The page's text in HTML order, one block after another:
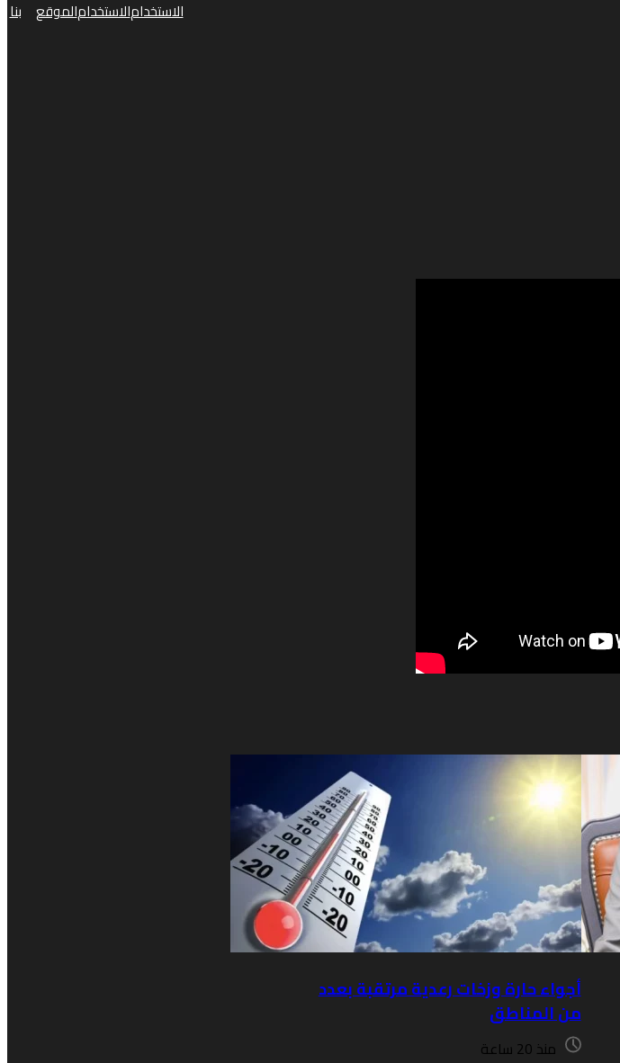
أجواء حارة وزخات رعدية مرتقبة بعدد
من المناطق
منذ 20 ساعة
الاستخدامالاستخدامالموقع بنا